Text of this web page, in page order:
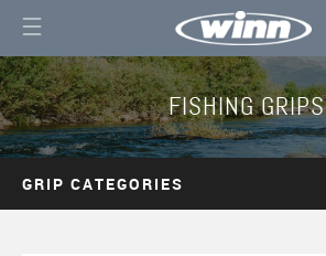
FISHING GRIPS
GRIP CATEGORIES